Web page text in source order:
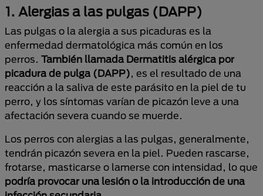
1. Alergias a las pulgas (DAPP)
Las pulgas o la alergia a sus picaduras es la
enfermedad dermatológica más común en los
perros. También llamada Dermatitis alérgica por
picadura de pulga (DAPP), es el resultado de una
reacción a la saliva de este parásito en la piel de tu
perro, y los síntomas varían de picazón leve a una
afectación severa cuando se muerde.
Los perros con alergias a las pulgas, generalmente,
tendrán picazón severa en la piel. Pueden rascarse,
frotarse, masticarse o lamerse con intensidad, lo que
podría provocar una lesión o la introducción de una